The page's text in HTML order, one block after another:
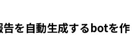
告を自動生成するbotを作